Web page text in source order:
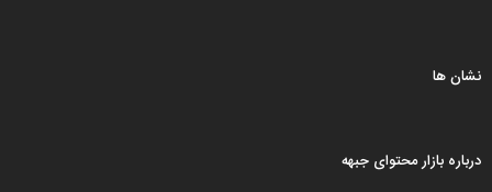
نشان ها
درباره بازار محتوای جبهه